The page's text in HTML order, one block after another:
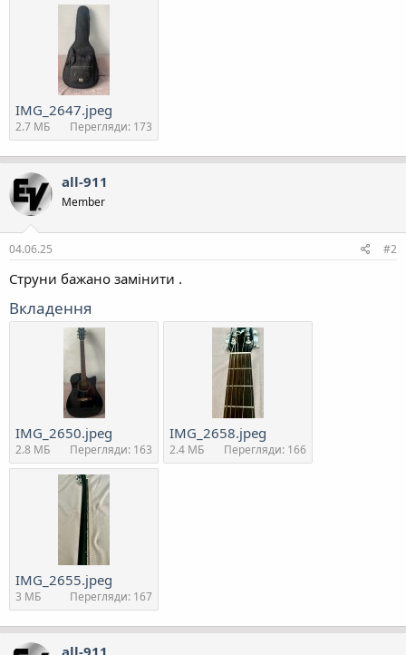
IMG_2647.jpeg
2.7 MБ Перегляди: 173
all-911
Member
04.06.25 #2
Струни бажано замінити .
Вкладення
IMG_2650.jpeg
2.8 MБ Перегляди: 163
IMG_2658.jpeg
2.4 MБ Перегляди: 166
IMG_2655.jpeg
3 MБ Перегляди: 167
all-911